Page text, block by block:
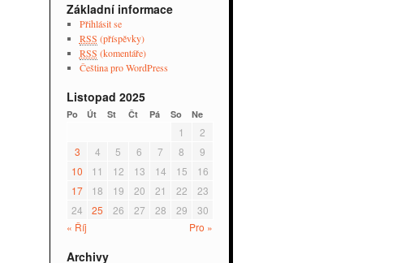
Základní informace
Přihlásit se
RSS (příspěvky)
RSS (komentáře)
Čeština pro WordPress
Listopad 2025
Po Út St Čt Pá So Ne
« Říj Pro »
1
2
3
4 5 6 7 8
9
10
11 12 13 14 15
16
17
18 19 20 21 22
23
24
25 26 27 28 29 30
Archivy